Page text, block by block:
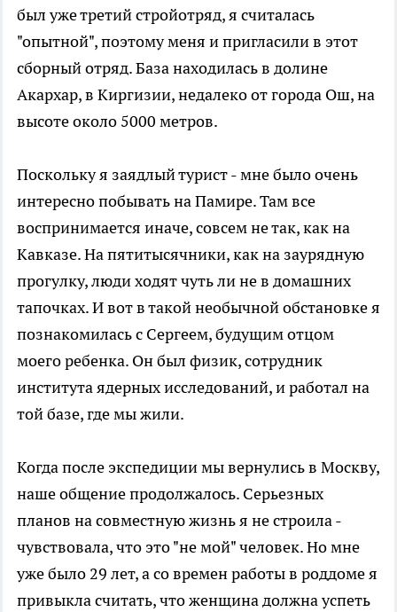
был уже третий стройотряд, я считалась
"опытной", поэтому меня и пригласили в этот
сборный отряд. База находилась в долине
Акархар, в Киргизии, недалеко от города Ош, на
высоте около 5000 метров.
Поскольку я заядлый турист - мне было очень
интересно побывать на Памире. Там все
воспринимается иначе, совсем не так, как на
Кавказе. На пятитысячники, как на заурядную
прогулку, люди ходят чуть ли не в домашних
тапочках. И вот в такой необычной обстановке я
познакомилась с Сергеем, будущим отцом
моего ребенка. Он был физик, сотрудник
института ядерных исследований, и работал на
той базе, где мы жили.
Когда после экспедиции мы вернулись в Москву,
наше общение продолжалось. Серьезных
планов на совместную жизнь я не строила -
чувствовала, что это "не мой" человек. Но мне
уже было 29 лет, а со времен работы в роддоме я
привыкла считать, что женщина должна успеть